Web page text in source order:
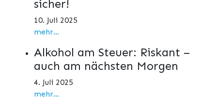
sicher!
10. Juli 2025
mehr...
Alkohol am Steuer: Riskant –
auch am nächsten Morgen
4. Juli 2025
mehr...